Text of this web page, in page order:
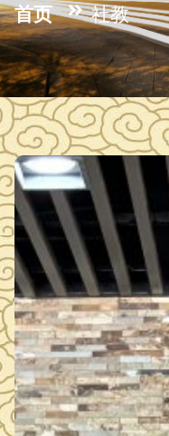
首页 社教